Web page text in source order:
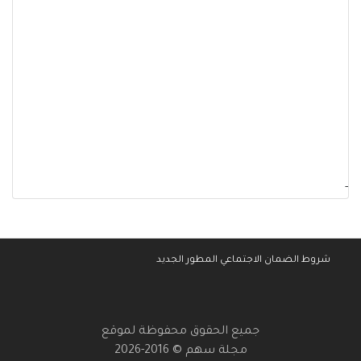
-
شروط الضمان الاجتماعي المطور الجديد
جميع الحقوق محفوظة لموقع
مجلة سهم © 2016-2026